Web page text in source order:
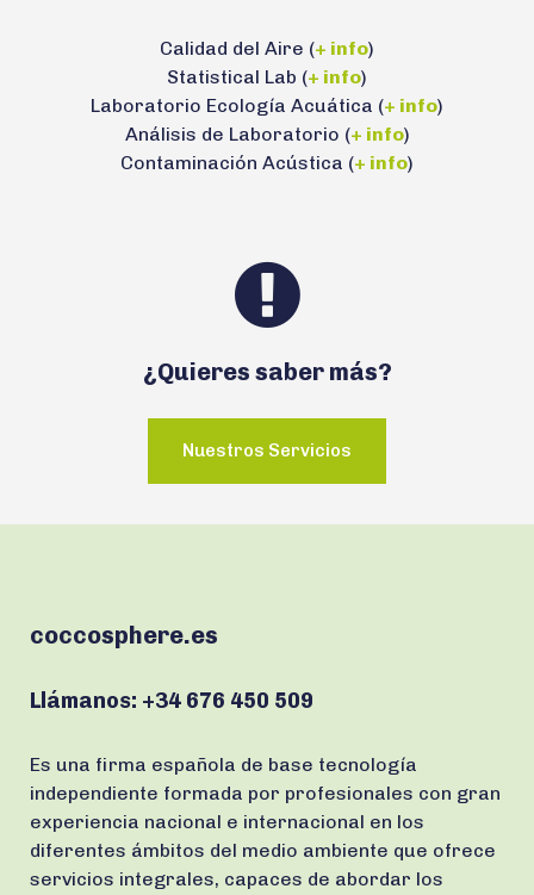
Calidad del Aire (+ info)
Statistical Lab (+ info)
Laboratorio Ecología Acuática (+ info)
Análisis de Laboratorio (+ info)
Contaminación Acústica (+ info)
¿Quieres saber más?
Nuestros Servicios
coccosphere.es
Llámanos: +34 676 450 509
Es una firma española de base tecnología
independiente formada por profesionales con gran
experiencia nacional e internacional en los
diferentes ámbitos del medio ambiente que ofrece
servicios integrales, capaces de abordar los